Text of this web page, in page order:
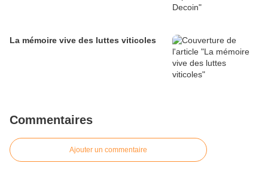
La mémoire vive des luttes viticoles
Commentaires
Ajouter un commentaire